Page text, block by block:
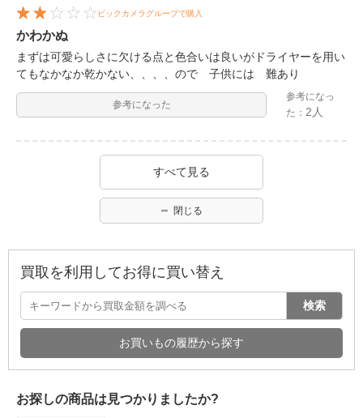
ビックカメラグループで購入
かわかぬ
まずは可愛らしさに欠ける点と色合いは良いがドライヤーを用い
てもなかなか乾かない、、、、ので 子供には 難あり
参考になった
参考になっ
た： 2人
すべて見る
閉じる
買取を利用してお得に買い替え
検索
お買いもの履歴から探す
お探しの商品は見つかりましたか?